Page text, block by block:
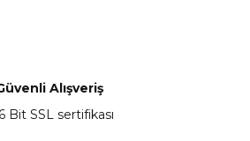
Alışveriş
Bit SSL sertifikası